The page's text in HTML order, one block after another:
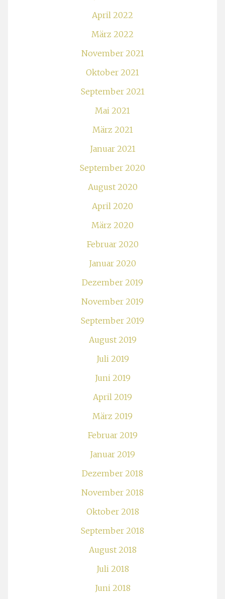
April 2022
März 2022
November 2021
Oktober 2021
September 2021
Mai 2021
März 2021
Januar 2021
September 2020
August 2020
April 2020
März 2020
Februar 2020
Januar 2020
Dezember 2019
November 2019
September 2019
August 2019
Juli 2019
Juni 2019
April 2019
März 2019
Februar 2019
Januar 2019
Dezember 2018
November 2018
Oktober 2018
September 2018
August 2018
Juli 2018
Juni 2018